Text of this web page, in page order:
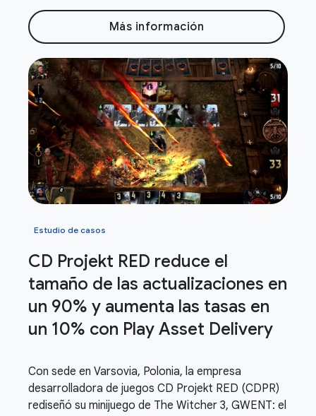
Más información
Estudio de casos
CD Projekt RED reduce el
tamaño de las actualizaciones en
un 90% y aumenta las tasas en
un 10% con Play Asset Delivery
Con sede en Varsovia, Polonia, la empresa
desarrolladora de juegos CD Projekt RED (CDPR)
rediseñó su minijuego de The Witcher 3, GWENT: el